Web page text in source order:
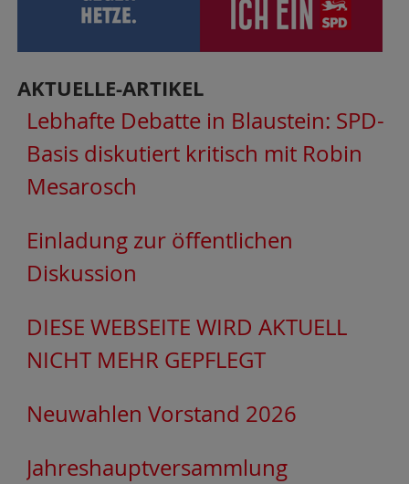
AKTUELLE-ARTIKEL
Lebhafte Debatte in Blaustein: SPD-
Basis diskutiert kritisch mit Robin
Mesarosch
Einladung zur öffentlichen
Diskussion
DIESE WEBSEITE WIRD AKTUELL
NICHT MEHR GEPFLEGT
Neuwahlen Vorstand 2026
Jahreshauptversammlung